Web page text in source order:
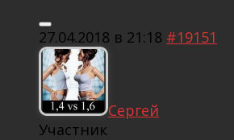
27.04.2018 в 21:18 #19151
Сергей
Участник